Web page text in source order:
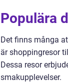
Populära
Det finns många
är shoppingresor
Dessa resor
smakupplevelser.